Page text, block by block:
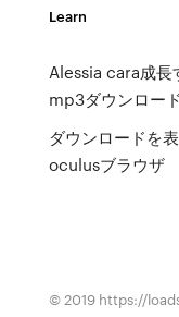
Learn
Alessia cara成長
mp3ダウンロー
ダウンロードを
oculusブラウザ
© 2019 https://